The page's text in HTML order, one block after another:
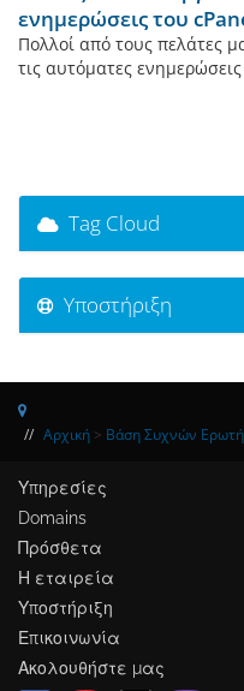
ενημερώσεις του
Πολλοί από τους πελάτες
τις αυτόματες
Tag Cloud
Υποστήριξη
Αρχική > Βάση Συχνών
Υπηρεσίες
Domains
Πρόσθετα
Η εταιρεία
Υποστήριξη
Επικοινωνία
Ακολουθήστε μας